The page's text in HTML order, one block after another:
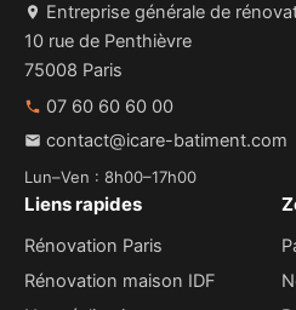
Entreprise générale de
10 rue de Penthièvre
75008 Paris
07 60 60 60 00
contact@icare-batiment.com
Lun–Ven : 8h00–17h00
Liens rapides
Rénovation Paris
Rénovation maison IDF